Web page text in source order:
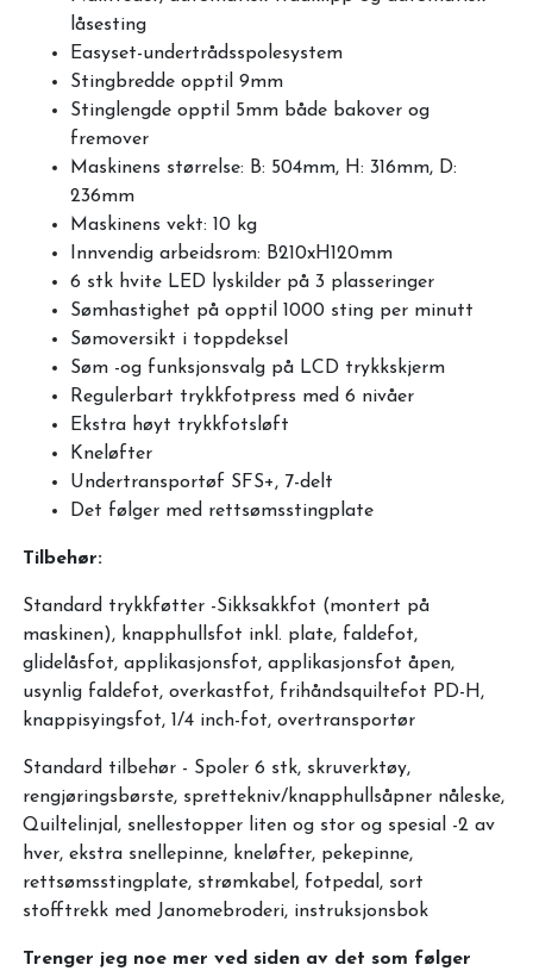
låsesting
Easyset-undertrådsspolesystem
Stingbredde opptil 9mm
Stinglengde opptil 5mm både bakover og
fremover
Maskinens størrelse: B: 504mm, H: 316mm, D:
236mm
Maskinens vekt: 10 kg
Innvendig arbeidsrom: B210xH120mm
6 stk hvite LED lyskilder på 3 plasseringer
Sømhastighet på opptil 1000 sting per minutt
Sømoversikt i toppdeksel
Søm -og funksjonsvalg på LCD trykkskjerm
Regulerbart trykkfotpress med 6 nivåer
Ekstra høyt trykkfotsløft
Kneløfter
Undertransportøf SFS+, 7-delt
Det følger med rettsømsstingplate
Tilbehør:
Standard trykkføtter -Sikksakkfot (montert på
maskinen), knapphullsfot inkl. plate, faldefot,
glidelåsfot, applikasjonsfot, applikasjonsfot åpen,
usynlig faldefot, overkastfot, frihåndsquiltefot PD-H,
knappisyingsfot, 1/4 inch-fot, overtransportør
Standard tilbehør - Spoler 6 stk, skruverktøy,
rengjøringsbørste, sprettekniv/knapphullsåpner nåleske,
Quiltelinjal, snellestopper liten og stor og spesial -2 av
hver, ekstra snellepinne, kneløfter, pekepinne,
rettsømsstingplate, strømkabel, fotpedal, sort
stofftrekk med Janomebroderi, instruksjonsbok
Trenger jeg noe mer ved siden av det som følger